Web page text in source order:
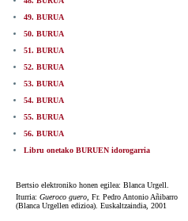
49. BURUA
50. BURUA
51. BURUA
52. BURUA
53. BURUA
54. BURUA
55. BURUA
56. BURUA
Libru onetako BURUEN idorogarria
Bertsio elektroniko honen egilea: Blanca Urgell.
Iturria: Gueroco guero, Fr. Pedro Antonio Añibarro
(Blanca Urgellen edizioa). Euskaltzaindia, 2001